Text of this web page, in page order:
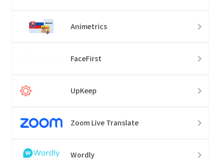
Animetrics
FaceFirst
UpKeep
Zoom Live Translate
Wordly